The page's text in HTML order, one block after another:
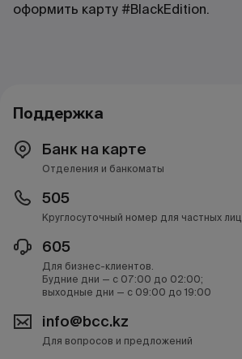
оформить карту #BlackEdition.
Поддержка
Банк на карте
Отделения и банкоматы
505
Круглосуточный номер для частных лиц
605
Для бизнес-клиентов.
Будние дни — с 07:00 до 02:00;
выходные дни — с 09:00 до 19:00
info@bcc.kz
Для вопросов и предложений